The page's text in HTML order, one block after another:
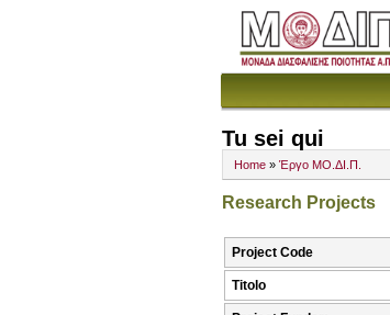
Tu sei qui
Home » Έργο ΜΟ.ΔΙ.Π.
Research Projects
Project Code
Titolo